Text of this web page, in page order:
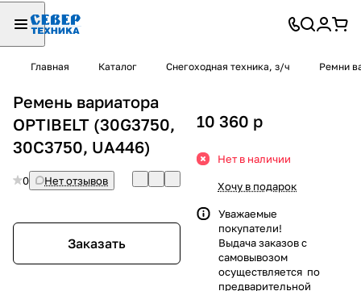
Главная Каталог Снегоходная техника, з/ч Ремни
Ремень вариатора
OPTIBELT (30G3750,
30C3750, UA446)
0 Нет отзывов
Заказать
10 360 p
Нет в наличии
Хочу в подарок
Уважаемые
покупатели!
Выдача заказов с
самовывозом
осуществляется по
предварительной